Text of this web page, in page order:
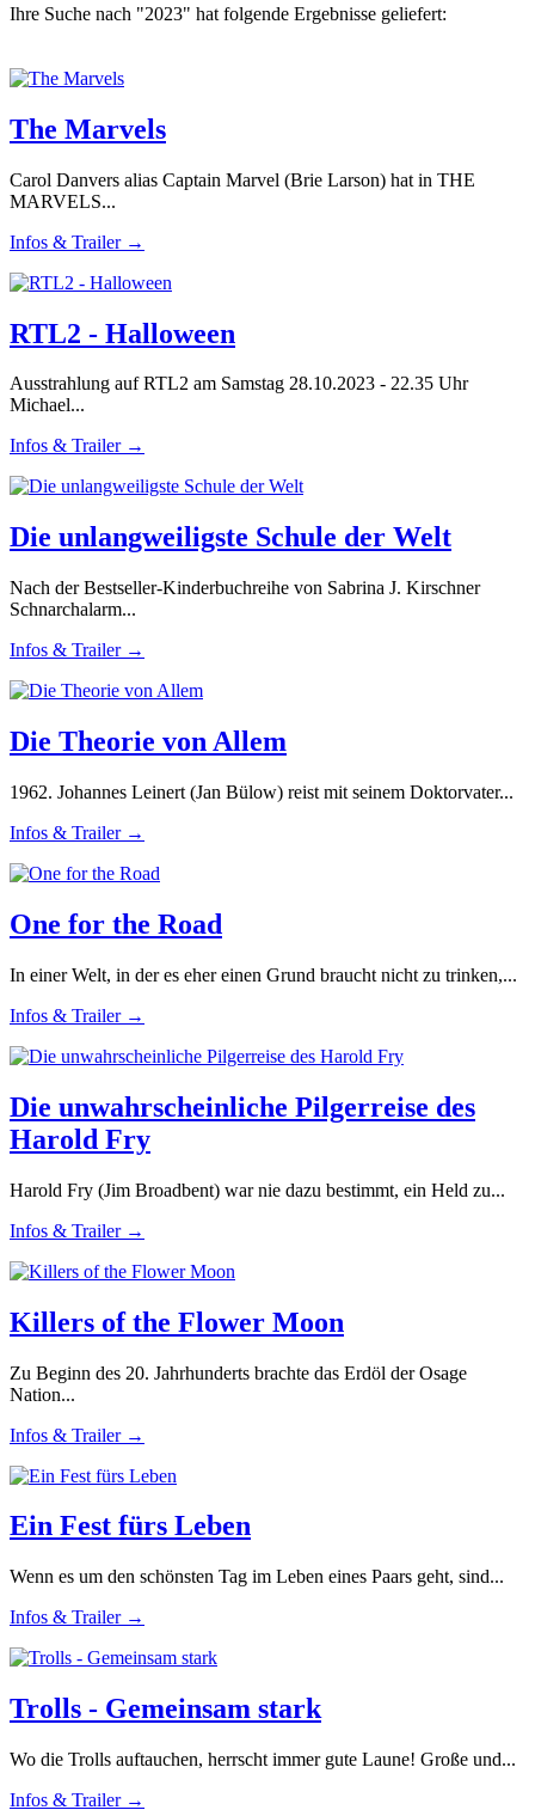
Ihre Suche nach "2023" hat folgende Ergebnisse geliefert:
The Marvels
Carol Danvers alias Captain Marvel (Brie Larson) hat in THE
MARVELS...
Infos & Trailer →
RTL2 - Halloween
Ausstrahlung auf RTL2 am Samstag 28.10.2023 - 22.35 Uhr
Michael...
Infos & Trailer →
Die unlangweiligste Schule der Welt
Nach der Bestseller-Kinderbuchreihe von Sabrina J. Kirschner
Schnarchalarm...
Infos & Trailer →
Die Theorie von Allem
1962. Johannes Leinert (Jan Bülow) reist mit seinem Doktorvater...
Infos & Trailer →
One for the Road
In einer Welt, in der es eher einen Grund braucht nicht zu trinken,...
Infos & Trailer →
Die unwahrscheinliche Pilgerreise des
Harold Fry
Harold Fry (Jim Broadbent) war nie dazu bestimmt, ein Held zu...
Infos & Trailer →
Killers of the Flower Moon
Zu Beginn des 20. Jahrhunderts brachte das Erdöl der Osage
Nation...
Infos & Trailer →
Ein Fest fürs Leben
Wenn es um den schönsten Tag im Leben eines Paars geht, sind...
Infos & Trailer →
Trolls - Gemeinsam stark
Wo die Trolls auftauchen, herrscht immer gute Laune! Große und...
Infos & Trailer →